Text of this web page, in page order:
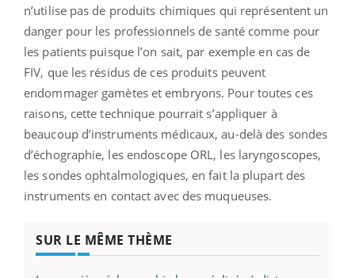
n’utilise pas de produits chimiques qui représentent un
danger pour les professionnels de santé comme pour
les patients puisque l’on sait, par exemple en cas de
FIV, que les résidus de ces produits peuvent
endommager gamètes et embryons. Pour toutes ces
raisons, cette technique pourrait s’appliquer à
beaucoup d’instruments médicaux, au-delà des sondes
d’échographie, les endoscope ORL, les laryngoscopes,
les sondes ophtalmologiques, en fait la plupart des
instruments en contact avec des muqueuses.
SUR LE MÊME THÈME